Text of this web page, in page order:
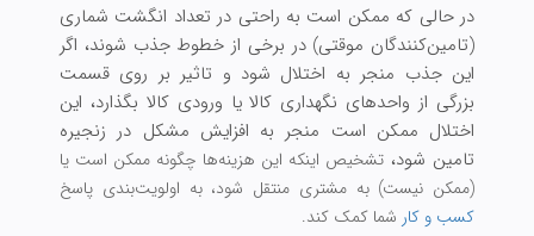
در حالی که ممکن است به راحتی در تعداد انگشت شماری
(تامین‌کنندگان موقتی) در برخی از خطوط جذب شوند، اگر
این جذب منجر به اختلال شود و تاثیر بر روی قسمت
بزرگی از واحدهای نگهداری کالا یا ورودی کالا بگذارد، این
اختلال ممکن است منجر به افزایش مشکل در زنجیره
تامین شود، تشخیص اینکه این هزینه‌ها چگونه ممکن است یا
(ممکن نیست) به مشتری منتقل شود، به اولویت‌بندی پاسخ
کسب‌‌ و کار شما کمک کند.